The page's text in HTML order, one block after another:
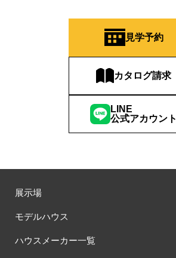
見学予約
カタログ請求
LINE
公式アカウント
展示場
モデルハウス
ハウスメーカー一覧